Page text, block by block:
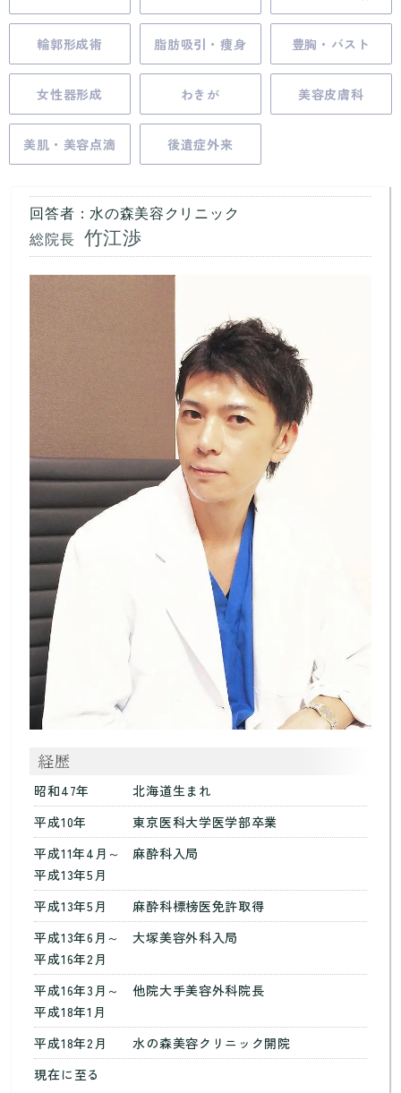
輪郭形成術 脂肪吸引・痩身 豊胸・バスト
女性器形成 わきが 美容皮膚科
美肌・美容点滴 後遺症外来
回答者：水の森美容クリニック
総院長
竹江渉
昭和47年
北海道生まれ
平成10年
東京医科大学医学部卒業
平成11年4月～
平成13年5月
麻酔科入局
平成13年5月
麻酔科標榜医免許取得
平成13年6月～
平成16年2月
大塚美容外科入局
平成16年3月～
平成18年1月
他院大手美容外科院長
平成18年2月
水の森美容クリニック開院
現在に至る